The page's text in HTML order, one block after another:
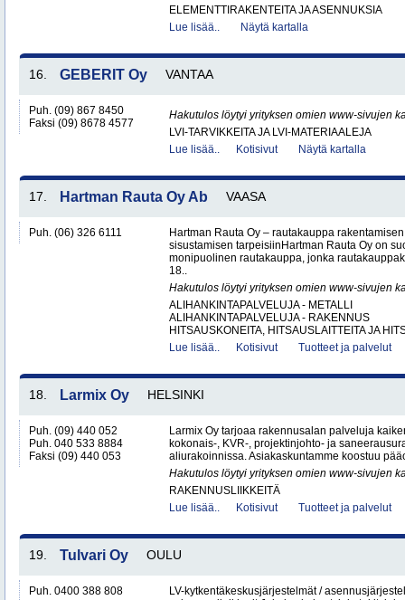
ELEMENTTIRAKENTEITA JA ASENNUKSIA
Lue lisää..
Näytä kartalla
16. GEBERIT Oy VANTAA
Puh. (09) 867 8450
Faksi (09) 8678 4577
Hakutulos löytyi yrityksen omien www-sivujen
LVI-TARVIKKEITA JA LVI-MATERIAALEJA
Lue lisää..
Kotisivut Näytä kartalla
17. Hartman Rauta Oy Ab VAASA
Puh. (06) 326 6111
Hartman Rauta Oy – rautakauppa
sisustamisen tarpeisiinHartman Rauta Oy on
monipuolinen rautakauppa, jonka
18..
Hakutulos löytyi yrityksen omien www-sivujen
ALIHANKINTAPALVELUJA - METALLI
ALIHANKINTAPALVELUJA - RAKENNUS
HITSAUSKONEITA, HITSAUSLAITTEITA JA
Lue lisää..
Kotisivut Tuotteet ja palvelut
18. Larmix Oy HELSINKI
Puh. (09) 440 052
Puh. 040 533 8884
Faksi (09) 440 053
Larmix Oy tarjoaa rakennusalan palveluja
kokonais-, KVR-, projektinjohto- ja
aliurakoinnissa. Asiakaskuntamme koostuu
Hakutulos löytyi yrityksen omien www-sivujen
RAKENNUSLIIKKEITÄ
Lue lisää..
Kotisivut Tuotteet ja palvelut
19. Tulvari Oy OULU
Puh. 0400 388 808
LV-kytkentäkeskusjärjestelmät /